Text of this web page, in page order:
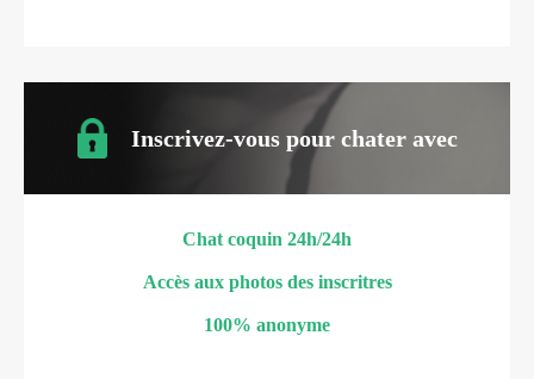
Inscrivez-vous pour chater avec
Chat coquin 24h/24h
Accès aux photos des inscritres
100% anonyme